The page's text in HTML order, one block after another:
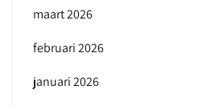
maart 2026
februari 2026
januari 2026